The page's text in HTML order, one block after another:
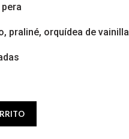
praliné, orquídea de vainilla